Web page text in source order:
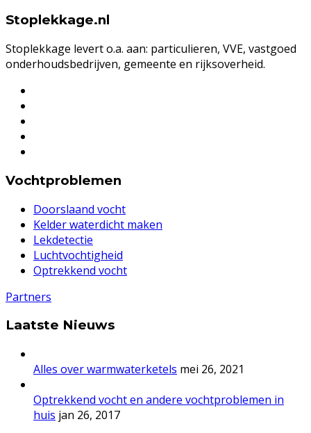
Stoplekkage.nl
Stoplekkage levert o.a. aan: particulieren, VVE, vastgoed
onderhoudsbedrijven, gemeente en rijksoverheid.
Vochtproblemen
Doorslaand vocht
Kelder waterdicht maken
Lekdetectie
Luchtvochtigheid
Optrekkend vocht
Partners
Laatste Nieuws
Alles over warmwaterketels mei 26, 2021
Optrekkend vocht en andere vochtproblemen in
huis jan 26, 2017